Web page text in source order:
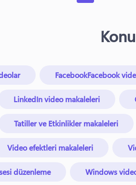
FacebookFacebook
LinkedIn video makaleleri
Tatiller ve Etkinlikler makaleleri
Video efektleri makaleleri
düzenleme Windows